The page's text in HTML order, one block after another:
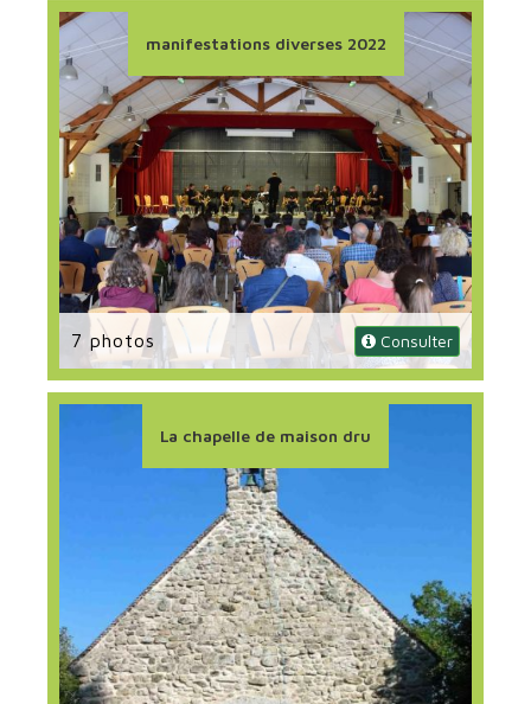
manifestations diverses 2022
7 photos Consulter
La chapelle de maison dru